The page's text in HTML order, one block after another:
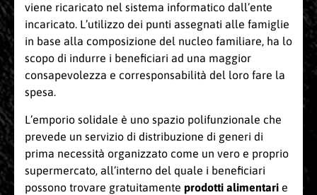
viene ricaricato nel sistema informatico dall’ente
incaricato. L’utilizzo dei punti assegnati alle famiglie
in base alla composizione del nucleo familiare, ha lo
scopo di indurre i beneficiari ad una maggior
consapevolezza e corresponsabilità del loro fare la
spesa.
L’emporio solidale è uno spazio polifunzionale che
prevede un servizio di distribuzione di generi di
prima necessità organizzato come un vero e proprio
supermercato, all’interno del quale i beneficiari
possono trovare gratuitamente prodotti alimentari e